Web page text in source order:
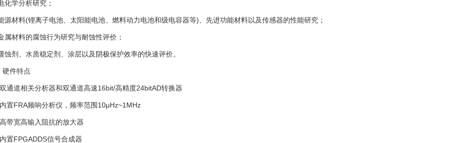
学分析研究；
料(锂离子电池、太阳能电池、燃料动力电池和级电容器等)、先进功能材料以及传感器的性能研究；
材料的腐蚀行为研究与耐蚀性评价；
剂、水质稳定剂、涂层以及阴极保护效率的快速评价。
件特点
道相关分析器和双通道高速16bit/高精度24bitAD转换器
FRA频响分析仪，频率范围10μHz~1MHz
宽高输入阻抗的放大器
FPGADDS信号合成器